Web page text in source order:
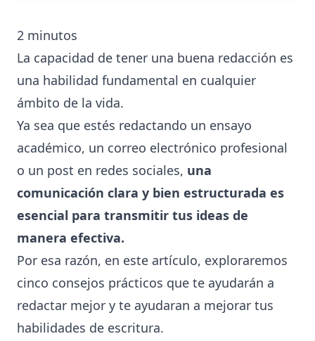
2 minutos
La capacidad de tener una buena redacción es
una habilidad fundamental en cualquier
ámbito de la vida.
Ya sea que estés redactando un ensayo
académico, un correo electrónico profesional
o un post en redes sociales, una
comunicación clara y bien estructurada es
esencial para transmitir tus ideas de
manera efectiva.
Por esa razón, en este artículo, exploraremos
cinco consejos prácticos que te ayudarán a
redactar mejor y te ayudaran a mejorar tus
habilidades de escritura.